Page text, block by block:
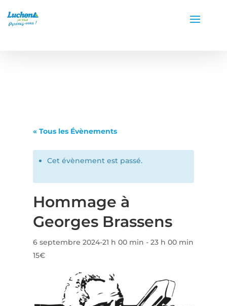
« Tous les Évènements
Cet évènement est passé.
Hommage à
Georges Brassens
6 septembre 2024-21 h 00 min - 23 h 00 min
15€